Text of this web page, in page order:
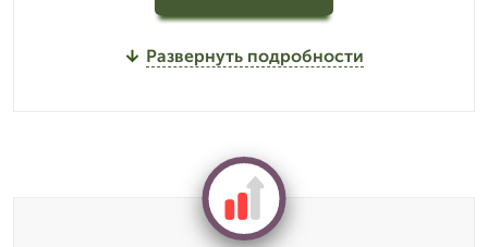
Развернуть подробности